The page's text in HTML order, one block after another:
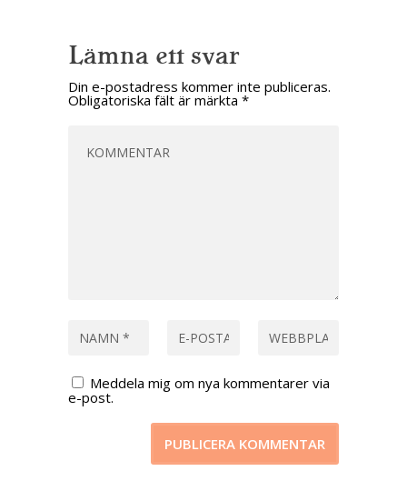
Lämna ett svar
Din e-postadress kommer inte publiceras.
Obligatoriska fält är märkta *
Meddela mig om nya kommentarer via
e-post.